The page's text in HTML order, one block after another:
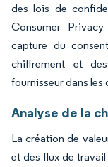
des lois de
Consumer
capture du
chiffrement et
fournisseur dans
Analyse de la
La création de
et des flux de